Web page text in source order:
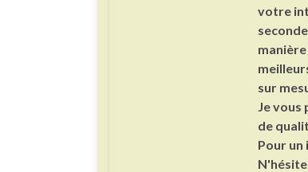
votre
sur
Je vous
de
Pour un